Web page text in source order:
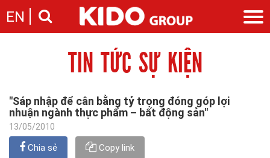
EN
Câu chuyện KIDO
Cam kết của KIDO
Nhà sáng lập
Ngành gia vị
Ngành bánh
Tin tức
Tin tức & sự kiện
Thông cáo báo chí của tập đoàn
Nhà đầu tư
Thông điệp
Ban điều hành
Liên hệ
TIN TỨC SỰ KIỆN
"Sáp nhập để cân bằng tỷ trọng đóng góp lợi
nhuận ngành thực phẩm – bất động sản"
13/05/2010
Chia sẻ Copy link